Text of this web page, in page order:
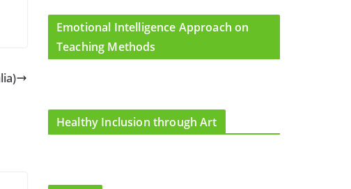
Emotional Intelligence Approach on
Teaching Methods
Healthy Inclusion through Art